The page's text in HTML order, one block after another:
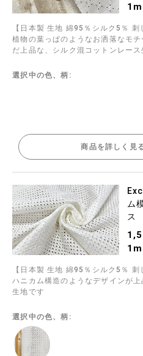
1m
【日本製 生地 綿95％シルク5％
植物の葉っぱのようなお洒落なモ
だ上品な、シルク混コットンレース
選択中の色、柄:
商品を詳しく見
ム
ス
1m
【日本製 生地 綿95％シルク5％
ハニカム構造のようなデザインが
生地です
選択中の色、柄: